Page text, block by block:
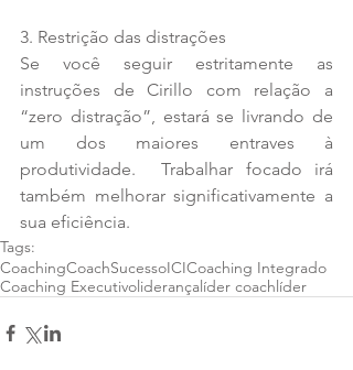
3. Restrição das distrações
Se você seguir estritamente as
instruções de Cirillo com relação a
“zero distração”, estará se livrando de
um dos maiores entraves à
produtividade.  Trabalhar focado irá
também melhorar significativamente a
sua eficiência.
Tags:
CoachingCoachSucessoICICoaching Integrado
Coaching Executivoliderançalíder coachlíder